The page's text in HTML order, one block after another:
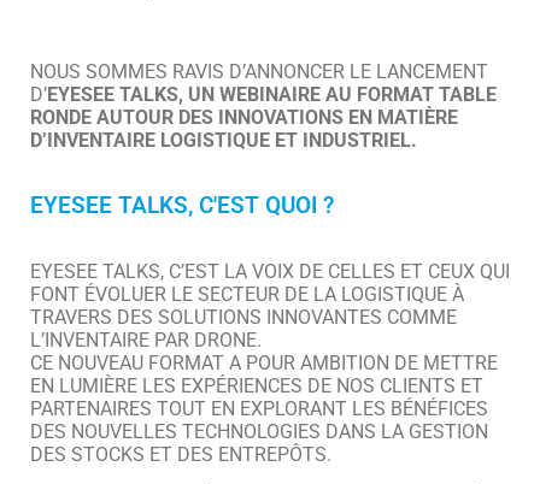
NOUS SOMMES RAVIS D’ANNONCER LE LANCEMENT
D’EYESEE TALKS, UN WEBINAIRE AU FORMAT TABLE
RONDE AUTOUR DES INNOVATIONS EN MATIÈRE
D’INVENTAIRE LOGISTIQUE ET INDUSTRIEL.
EYESEE TALKS, C'EST QUOI ?
EYESEE TALKS, C’EST LA VOIX DE CELLES ET CEUX QUI
FONT ÉVOLUER LE SECTEUR DE LA LOGISTIQUE À
TRAVERS DES SOLUTIONS INNOVANTES COMME
L’INVENTAIRE PAR DRONE.
CE NOUVEAU FORMAT A POUR AMBITION DE METTRE
EN LUMIÈRE LES EXPÉRIENCES DE NOS CLIENTS ET
PARTENAIRES TOUT EN EXPLORANT LES BÉNÉFICES
DES NOUVELLES TECHNOLOGIES DANS LA GESTION
DES STOCKS ET DES ENTREPÔTS.